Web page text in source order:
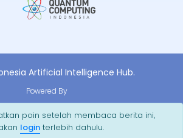
poin setelah membaca berita ini,
loginterlebih dahulu.
Artificial Intelligence Hub.
Powered By